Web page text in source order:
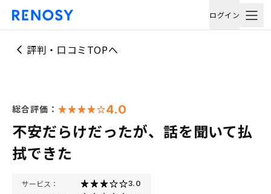
ログイン
評判・口コミTOPへ
総合評価： 4.0
不安だらけだったが、話を聞いて払
拭できた
サービス： 3.0